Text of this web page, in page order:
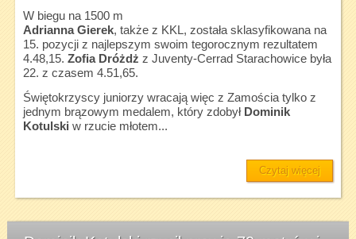
W biegu na 1500 m
Adrianna Gierek, także z KKL, została sklasyfikowana na
15. pozycji z najlepszym swoim tegorocznym rezultatem
4.48,15. Zofia Dróżdż z Juventy-Cerrad Starachowice była
22. z czasem 4.51,65.
Świętokrzyscy juniorzy wracają więc z Zamościa tylko z
jednym brązowym medalem, który zdobył Dominik
Kotulski w rzucie młotem...
Czytaj więcej